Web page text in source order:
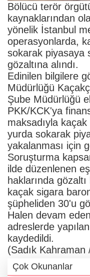
Bölücü terör
kaynaklarından
yönelik İstanbul
operasyonlarda,
sokarak piyasaya
gözaltına alındı.
Edinilen bilgilere
Müdürlüğü
Şube Müdürlüğü
PKK/KCK'ya
maksadıyla kaçak
yurda sokarak
yakalanması için
Soruşturma
ilde düzenlenen
haklarında
kaçak sigara
şüpheliden 30'u
Halen devam
adreslerde
kaydedildi.
(Sadık Kahraman
Çok Okunanlar